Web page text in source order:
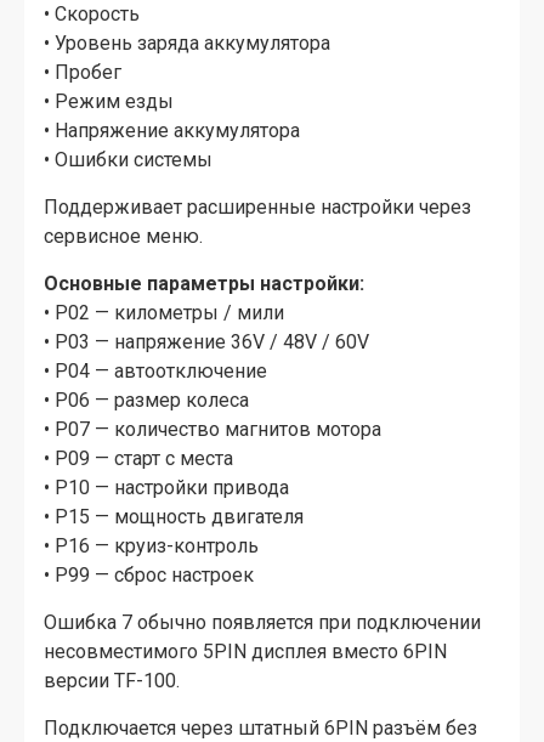
• Скорость
• Уровень заряда аккумулятора
• Пробег
• Режим езды
• Напряжение аккумулятора
• Ошибки системы
Поддерживает расширенные настройки через
сервисное меню.
Основные параметры настройки:
• P02 — километры / мили
• P03 — напряжение 36V / 48V / 60V
• P04 — автоотключение
• P06 — размер колеса
• P07 — количество магнитов мотора
• P09 — старт с места
• P10 — настройки привода
• P15 — мощность двигателя
• P16 — круиз-контроль
• P99 — сброс настроек
Ошибка 7 обычно появляется при подключении
несовместимого 5PIN дисплея вместо 6PIN
версии TF-100.
Подключается через штатный 6PIN разъём без